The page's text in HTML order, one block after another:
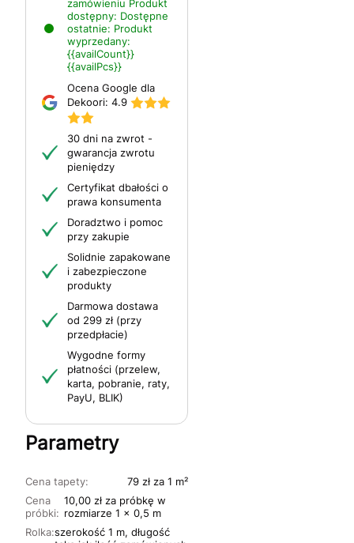
zamówieniu Produkt
dostępny: Dostępne
ostatnie: Produkt
wyprzedany:
{{availCount}}
{{availPcs}}
Ocena Google dla
Dekoori: 4.9
30 dni na zwrot -
gwarancja zwrotu
pieniędzy
Certyfikat dbałości o
prawa konsumenta
Doradztwo i pomoc
przy zakupie
Solidnie zapakowane
i zabezpieczone
produkty
Darmowa dostawa
od 299 zł (przy
przedpłacie)
Wygodne formy
płatności (przelew,
karta, pobranie, raty,
PayU, BLIK)
Parametry
Cena tapety:
79 zł za 1 m²
Cena
próbki:
10,00 zł za próbkę w
rozmiarze 1 x 0,5 m
Rolka:szerokość 1 m, długość